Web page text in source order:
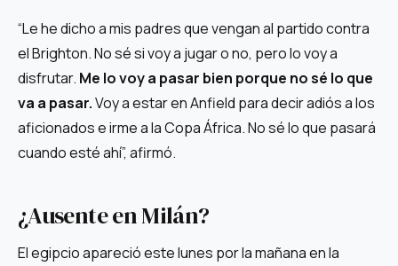
“Le he dicho a mis padres que vengan al partido contra
el Brighton. No sé si voy a jugar o no, pero lo voy a
disfrutar. Me lo voy a pasar bien porque no sé lo que
va a pasar.Voy a estar en Anfield para decir adiós a los
aficionados e irme a la Copa África. No sé lo que pasará
cuando esté ahí”, afirmó.
¿Ausente en Milán?
El egipcio apareció este lunes por la mañana en la